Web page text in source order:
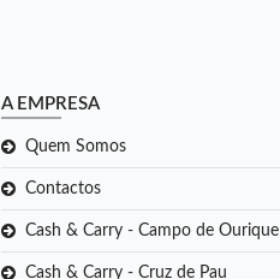
A EMPRESA
Quem Somos
Contactos
Cash & Carry - Campo de Ourique
Cash & Carry - Cruz de Pau